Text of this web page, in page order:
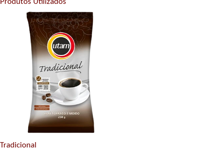
Tradicional